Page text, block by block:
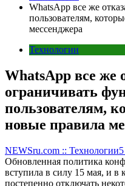
WhatsApp все же
пользователям,
мессенджера
Технологии
WhatsApp все же
ограничивать
пользователям,
новые правила
NEWSru.com :: Технологии
Обновленная политика
вступила в силу 15 мая, и в
постепенно отключать